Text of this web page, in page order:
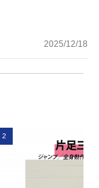
2025/12/18
2